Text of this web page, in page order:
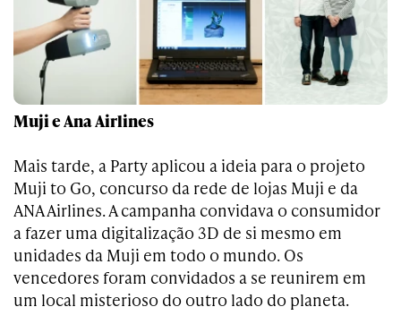
Muji e Ana Airlines
Mais tarde, a Party aplicou a ideia para o projeto
Muji to Go, concurso da rede de lojas Muji e da
ANA Airlines. A campanha convidava o consumidor
a fazer uma digitalização 3D de si mesmo em
unidades da Muji em todo o mundo. Os
vencedores foram convidados a se reunirem em
um local misterioso do outro lado do planeta.